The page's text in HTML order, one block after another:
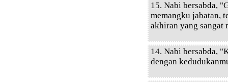
15. Nabi bersabda,
memangku jabatan,
akhiran yang sangat
14. Nabi bersabda,
dengan